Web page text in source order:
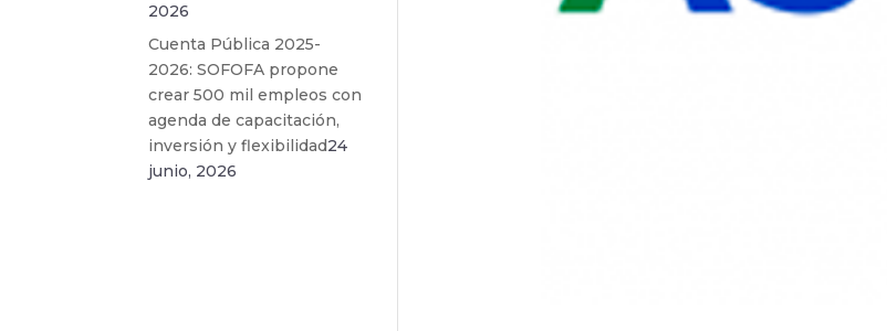
2026
Cuenta Pública 2025-
2026: SOFOFA propone
crear 500 mil empleos con
agenda de capacitación,
inversión y flexibilidad24
junio, 2026